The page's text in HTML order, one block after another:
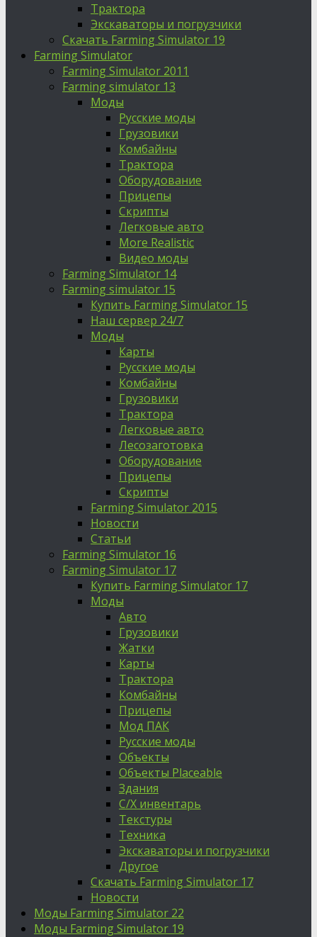
Трактора
Экскаваторы и погрузчики
Скачать Farming Simulator 19
Farming Simulator
Farming Simulator 2011
Farming simulator 13
Моды
Русские моды
Грузовики
Комбайны
Трактора
Оборудование
Прицепы
Скрипты
Легковые авто
More Realistic
Видео моды
Farming Simulator 14
Farming simulator 15
Купить Farming Simulator 15
Наш сервер 24/7
Моды
Карты
Русские моды
Комбайны
Грузовики
Трактора
Легковые авто
Лесозаготовка
Оборудование
Прицепы
Скрипты
Farming Simulator 2015
Новости
Статьи
Farming Simulator 16
Farming Simulator 17
Купить Farming Simulator 17
Моды
Авто
Грузовики
Жатки
Карты
Трактора
Комбайны
Прицепы
Мод ПАК
Русские моды
Объекты
Объекты Placeable
Здания
С/Х инвентарь
Текстуры
Техника
Экскаваторы и погрузчики
Другое
Скачать Farming Simulator 17
Новости
Моды Farming Simulator 22
Моды Farming Simulator 19